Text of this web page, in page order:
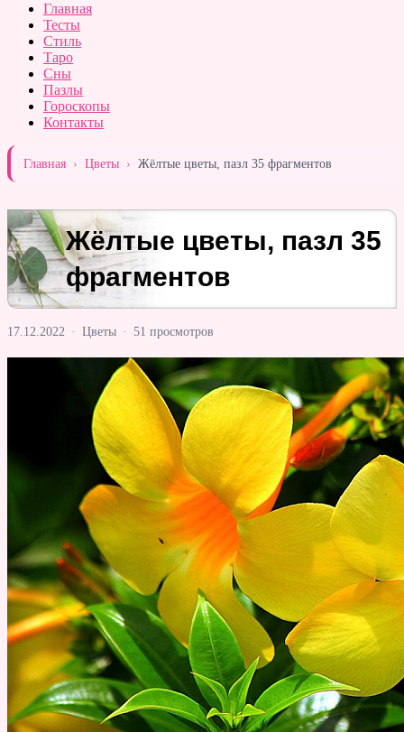
Главная
Тесты
Стиль
Таро
Сны
Пазлы
Гороскопы
Контакты
Главная › Цветы › Жёлтые цветы, пазл 35 фрагментов
Жёлтые цветы, пазл 35
фрагментов
17.12.2022 · Цветы · 51 просмотров